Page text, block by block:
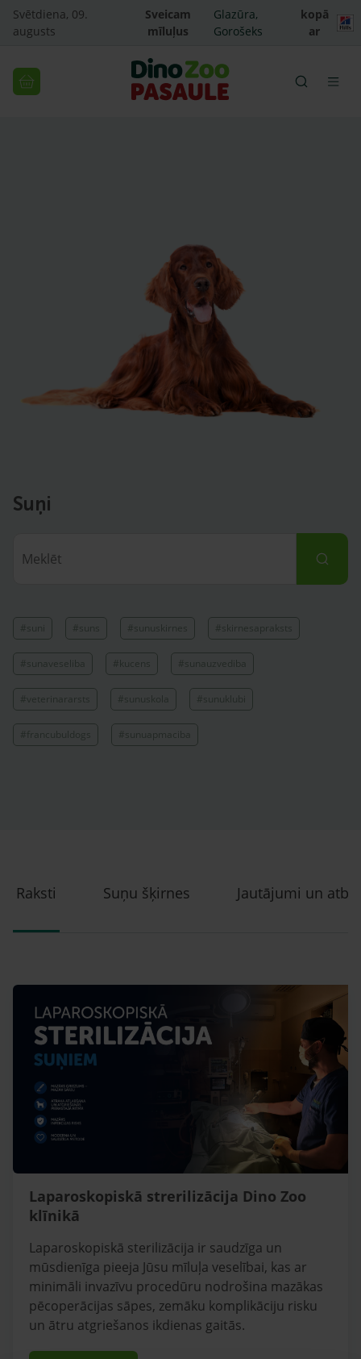
Svētdiena, 09.
augusts
Sveicam
mīluļus
Glazūra,
Gorošeks
kopā
ar
Suņi
#suni #suns #sunuskirnes #skirnesapraksts
#sunaveseliba #kucens #sunauzvediba
#veterinararsts #sunuskola #sunuklubi
#francubuldogs #sunuapmaciba
Raksti Suņu šķirnes Jautājumi un
Laparoskopiskā strerilizācija Dino Zoo
klīnikā
Laparoskopiskā sterilizācija ir saudzīga un
mūsdienīga pieeja Jūsu mīluļa veselībai, kas ar
minimāli invazīvu procedūru nodrošina mazākas
pēcoperācijas sāpes, zemāku komplikāciju risku
un ātru atgriešanos ikdienas gaitās.